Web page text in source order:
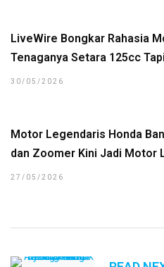
LiveWire Bongkar Rahasia
Tenaganya Setara 125cc
30/05/2026
Motor Legendaris Honda
dan Zoomer Kini Jadi Motor
27/05/2026